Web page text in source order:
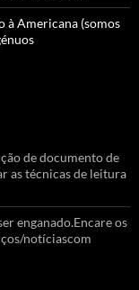
à Americana (somos
de documento de
as técnicas de leitura
enganado.Encare os
notíciascom